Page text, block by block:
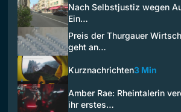
Nach Selbstjustiz wegen
Ein…
Preis der Thurgauer
geht an…
Kurznachrichten3 Min
Amber Rae: Rheintalerin
ihr erstes…